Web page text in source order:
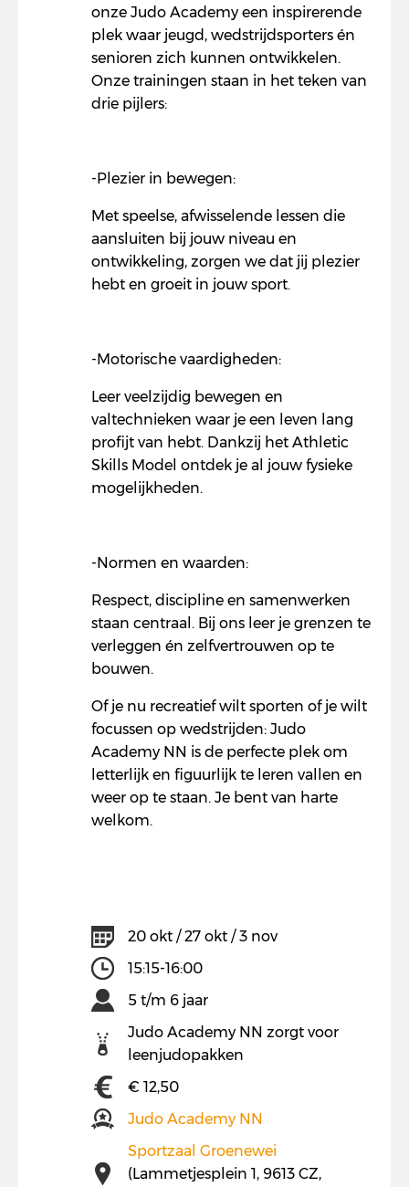
onze Judo Academy een inspirerende
plek waar jeugd, wedstrijdsporters én
senioren zich kunnen ontwikkelen.
Onze trainingen staan in het teken van
drie pijlers:
-Plezier in bewegen:
Met speelse, afwisselende lessen die
aansluiten bij jouw niveau en
ontwikkeling, zorgen we dat jij plezier
hebt en groeit in jouw sport.
-Motorische vaardigheden:
Leer veelzijdig bewegen en
valtechnieken waar je een leven lang
profijt van hebt. Dankzij het Athletic
Skills Model ontdek je al jouw fysieke
mogelijkheden.
-Normen en waarden:
Respect, discipline en samenwerken
staan centraal. Bij ons leer je grenzen te
verleggen én zelfvertrouwen op te
bouwen.
Of je nu recreatief wilt sporten of je wilt
focussen op wedstrijden: Judo
Academy NN is de perfecte plek om
letterlijk en figuurlijk te leren vallen en
weer op te staan. Je bent van harte
welkom.
20 okt / 27 okt / 3 nov
15:15-16:00
5 t/m 6 jaar
Judo Academy NN zorgt voor
leenjudopakken
€ 12,50
Judo Academy NN
Sportzaal Groenewei
(Lammetjesplein 1, 9613 CZ,